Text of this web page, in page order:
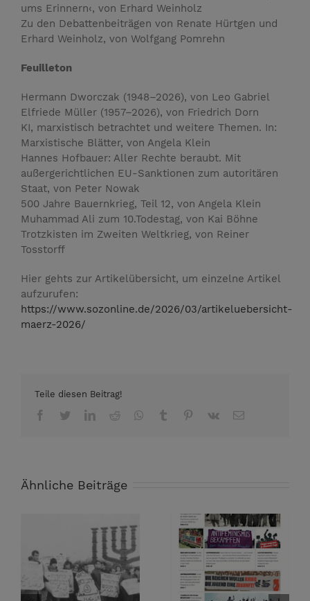
ums Erinnern‹, von Erhard Weinholz
Zu den Debattenbeiträgen von Renate Hürtgen und
Erhard Weinholz, von Wolfgang Pomrehn
Feuilleton
Hermann Dworczak (1948–2026), von Leo Gabriel
Elfriede Müller (1957–2026), von Friedrich Dorn
KI, marxistisch ­betrachtet und weitere Themen. In:
Marxistische ­Blätter, von Angela Klein
Hannes Hofbauer: Aller Rechte beraubt. Mit
außergerichtlichen EU-Sanktionen zum autoritären
Staat, von Peter Nowak
500 Jahre Bauernkrieg, Teil 12, von Angela Klein
Muhammad Ali zum 10.Todestag, von Kai Böhne
Trotzkisten im Zweiten Weltkrieg, von Reiner
Tosstorff
Hier gehts zur Artikelübersicht, um einzelne Artikel
aufzurufen:
https://www.sozonline.de/2026/03/artikeluebersicht-
maerz-2026/
Teile diesen Beitrag!
FacebookTwitterLinkedIn
Reddit Whatsapp
Tumblr Pinterest
Vk Email
Ähnliche Beiträge